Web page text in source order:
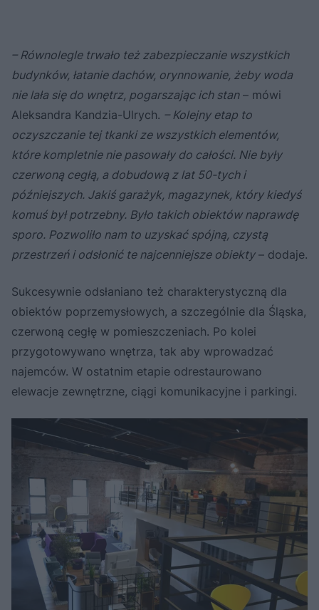
– Równolegle trwało też zabezpieczanie wszystkich
budynków, łatanie dachów, orynnowanie, żeby woda
nie lała się do wnętrz, pogarszając ich stan– mówi
Aleksandra Kandzia-Ulrych. – Kolejny etap to
oczyszczanie tej tkanki ze wszystkich elementów,
które kompletnie nie pasowały do całości. Nie były
czerwoną cegłą, a dobudową z lat 50-tych i
późniejszych. Jakiś garażyk, magazynek, który kiedyś
komuś był potrzebny. Było takich obiektów naprawdę
sporo. Pozwoliło nam to uzyskać spójną, czystą
przestrzeń i odsłonić te najcenniejsze obiekty– dodaje.
Sukcesywnie odsłaniano też charakterystyczną dla
obiektów poprzemysłowych, a szczególnie dla Śląska,
czerwoną cegłę w pomieszczeniach. Po kolei
przygotowywano wnętrza, tak aby wprowadzać
najemców. W ostatnim etapie odrestaurowano
elewacje zewnętrzne, ciągi komunikacyjne i parkingi.